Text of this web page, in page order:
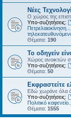
Νέες
Ο χώρος της
Υπο-συζητήσεις:
Πετρελαιοκίνηση....
Θέματα: 190
Το οδηγείν
Χώρος ανοικτών
Υπο-συζητήσεις:
Θέματα: 50
Εκφραστείτε
Εδώ χωράνε όλα
Υπο-συζητήσεις:
Πολιτικό καφενείο...
Θέματα: 1555